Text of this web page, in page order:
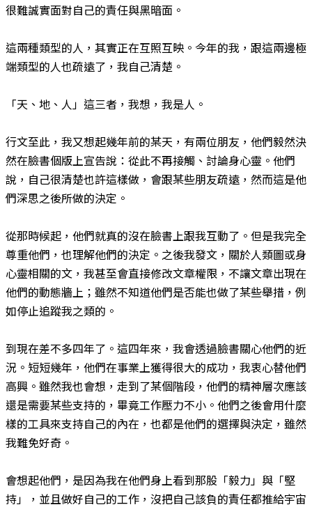
很難誠實面對自己的責任與黑暗面。
這兩種類型的人，其實正在互照互映。今年的我，跟這兩邊極
端類型的人也疏遠了，我自己清楚。
「天、地、人」這三者，我想，我是人。
行文至此，我又想起幾年前的某天，有兩位朋友，他們毅然決
然在臉書個版上宣告說：從此不再接觸、討論身心靈。他們
說，自己很清楚也許這樣做，會跟某些朋友疏遠，然而這是他
們深思之後所做的決定。
從那時候起，他們就真的沒在臉書上跟我互動了。但是我完全
尊重他們，也理解他們的決定。之後我發文，關於人類圖或身
心靈相關的文，我甚至會直接修改文章權限，不讓文章出現在
他們的動態牆上；雖然不知道他們是否能也做了某些舉措，例
如停止追蹤我之類的。
到現在差不多四年了。這四年來，我會透過臉書關心他們的近
況。短短幾年，他們在事業上獲得很大的成功，我衷心替他們
高興。雖然我也會想，走到了某個階段，他們的精神層次應該
還是需要某些支持的，畢竟工作壓力不小。他們之後會用什麼
樣的工具來支持自己的內在，也都是他們的選擇與決定，雖然
我難免好奇。
會想起他們，是因為我在他們身上看到那股「毅力」與「堅
持」，並且做好自己的工作，沒把自己該負的責任都推給宇宙